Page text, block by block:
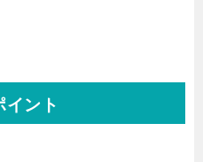
イント